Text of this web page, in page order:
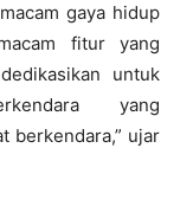
gaya hidup
fitur yang
untuk
yang
berkendara,” ujar